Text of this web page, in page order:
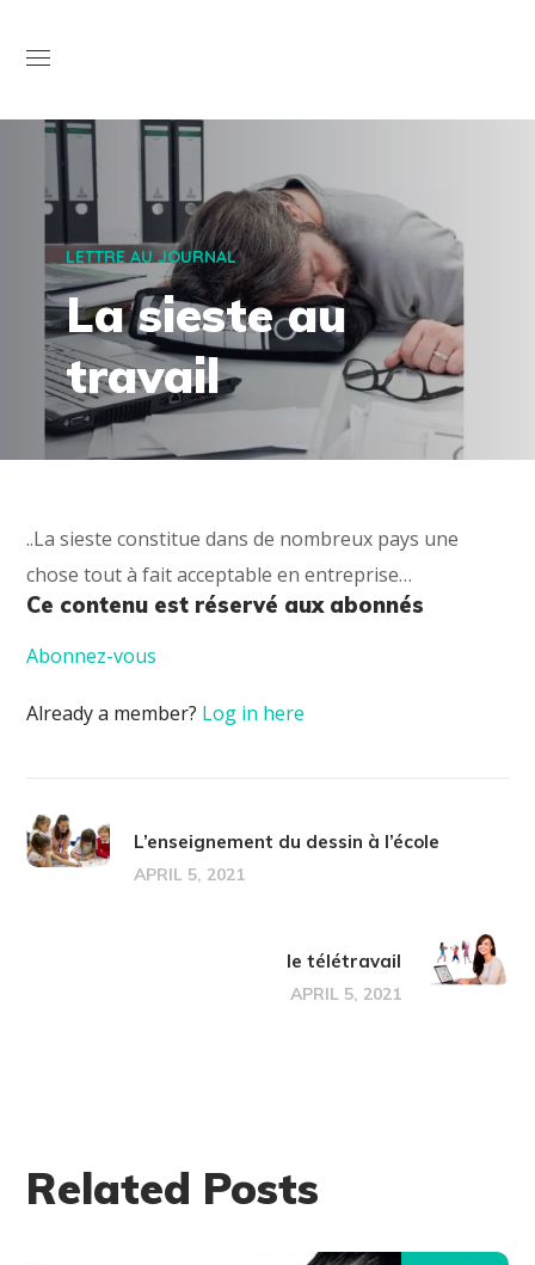
Open
LETTRE AU JOURNAL
La sieste au
travail
..La sieste constitue dans de nombreux pays une
chose tout à fait acceptable en entreprise…
Ce contenu est réservé aux abonnés
Abonnez-vous
Already a member? Log in here
L’enseignement du dessin à l’école
APRIL 5, 2021
le télétravail
APRIL 5, 2021
Related Posts